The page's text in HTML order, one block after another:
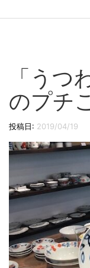
「うつ
のプチ
投稿日: 2019/04/19